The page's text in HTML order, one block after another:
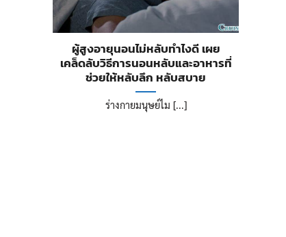
ผู้สูงอายุนอนไม่หลับทำไงดี เผย
เคล็ดลับวิธีการนอนหลับและอาหารที่
ช่วยให้หลับลึก หลับสบาย
ร่างกายมนุษย์ไม [...]